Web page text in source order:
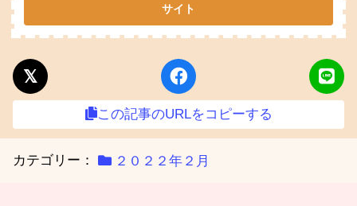
この記事のURLをコピーする
カテゴリー： ２０２２年２月